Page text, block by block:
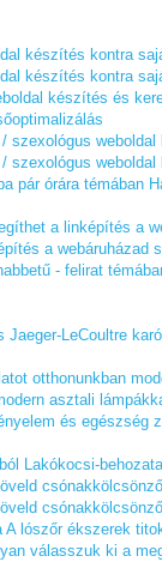
készítés kontra
készítés kontra
készítés és
szexológus
szexológus
pár órára témában
a linképítés a
a webáruházad
- felirat
Jaeger-LeCoultre
otthonunkban
asztali
és egészség
Lakókocsi-
A lószőr ékszerek
válasszuk ki a